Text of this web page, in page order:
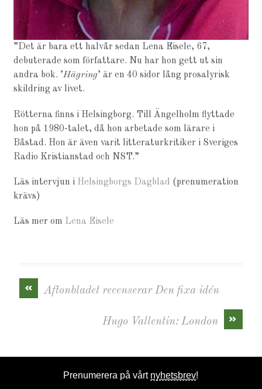
”Det är bara ett halvår sedan Lena Eisele, 67,
debuterade som författare. Nu har hon gett ut sin
andra bok. ’Hägring’ är en 40 sidor lång prosalyrisk
skildring av livet.
Rötterna finns i Helsingborg. Till Ängelholm flyttade
hon på 1980-talet, då hon arbetade som lärare i
Båstad. Hon är även varit litteraturkritiker i Sveriges
Radio Kristianstad och NST.”
Läs intervjun i Helsingborgs Dagblad (prenumeration
krävs)
Läs mer om Lena Eisele
« Aftonbladet recenserar Den fixa idén
»
Hugo Vallentin: London
Prenumerera på vårt nyhetsbrev!